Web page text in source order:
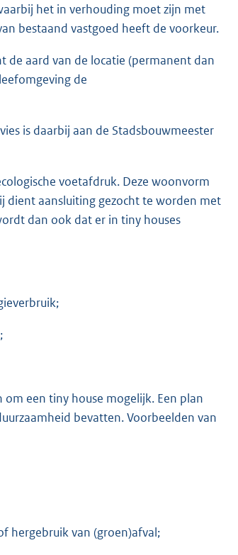
het in verhouding moet zijn met
bestaand vastgoed heeft de voorkeur.
de aard van de locatie (permanent dan
de
is daarbij aan de Stadsbouwmeester
voetafdruk. Deze woonvorm
dient aansluiting gezocht te worden met
dan ook dat er in tiny houses
een tiny house mogelijk. Een plan
bevatten. Voorbeelden van
hergebruik van (groen)afval;